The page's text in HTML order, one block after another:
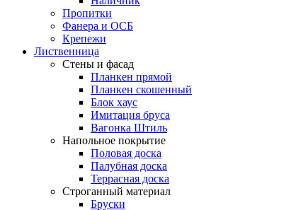
Пропитки
Фанера и ОСБ
Крепежи
Лиственница
Стены и фасад
Планкен прямой
Планкен скошенный
Блок хаус
Имитация бруса
Вагонка Штиль
Напольное покрытие
Половая доска
Палубная доска
Террасная доска
Строганный материал
Бруски